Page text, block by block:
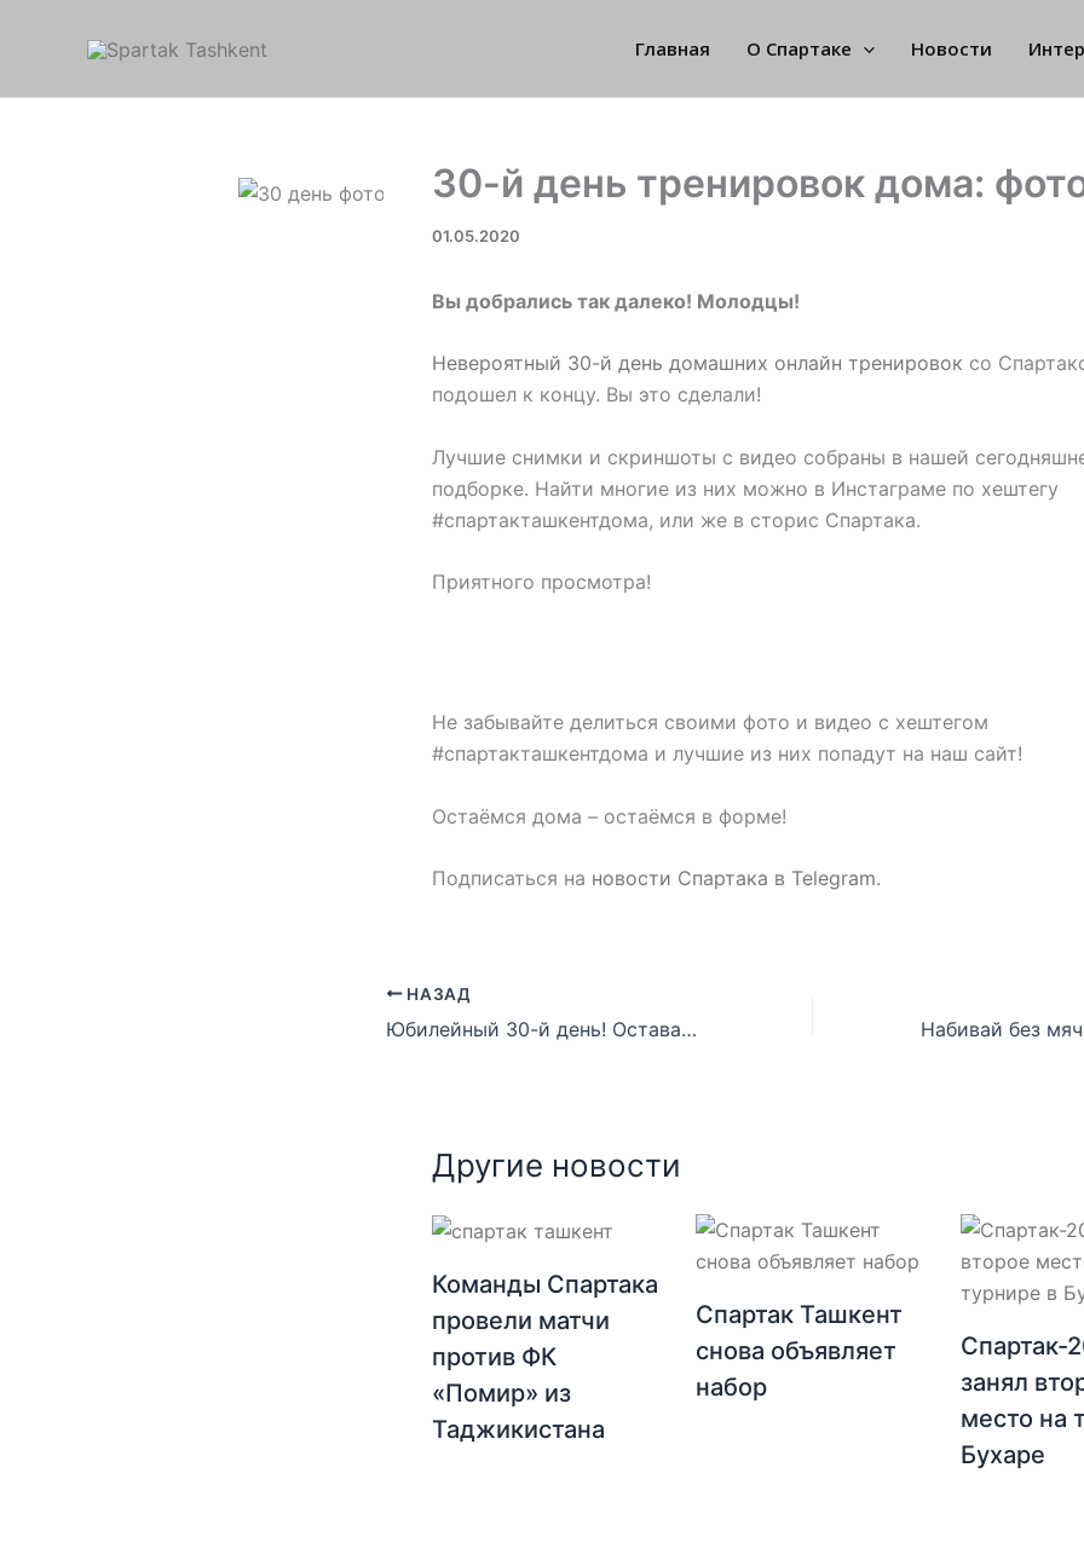
Главная О Спартаке Новости
30-й день тренировок дома:
01.05.2020
Вы добрались так далеко! Молодцы!
Невероятный 30-й день домашних онлайн тренировок со
подошел к концу. Вы это сделали!
Лучшие снимки и скриншоты с видео собраны в нашей
подборке. Найти многие из них можно в Инстаграме по хештегу
#спартакташкентдома, или же в сторис Спартака.
Приятного просмотра!
Не забывайте делиться своими фото и видео с хештегом
#спартакташкентдома и лучшие из них попадут на наш сайт!
Остаёмся дома – остаёмся в форме!
Подписаться на новости Спартака в Telegram.
НАЗАД
Юбилейный 30-й день! Оставайся дома – оставайся в форме
Другие новости
Команды Спартака
провели матчи
против ФК
«Помир» из
Таджикистана
Спартак Ташкент
снова объявляет
набор
Спартак-
занял
место на
Бухаре